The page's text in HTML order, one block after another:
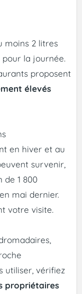
moins 2 litres
la journée.
proposent
élevés
en hiver et au
survenir,
1 800
mai dernier.
votre visite.
utiliser, vérifiez
propriétaires